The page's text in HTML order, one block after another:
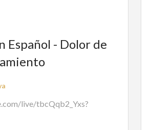
Español - Dolor de
live/tbcQqb2_Yxs?